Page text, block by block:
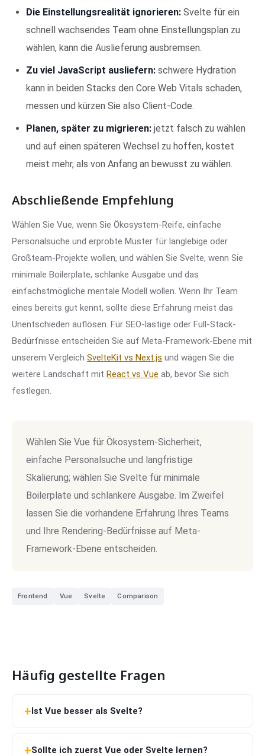
Die Einstellungsrealität ignorieren: Svelte für ein
schnell wachsendes Team ohne Einstellungsplan zu
wählen, kann die Auslieferung ausbremsen.
Zu viel JavaScript ausliefern: schwere Hydration
kann in beiden Stacks den Core Web Vitals schaden,
messen und kürzen Sie also Client-Code.
Planen, später zu migrieren: jetzt falsch zu wählen
und auf einen späteren Wechsel zu hoffen, kostet
meist mehr, als von Anfang an bewusst zu wählen.
Abschließende Empfehlung
Wählen Sie Vue, wenn Sie Ökosystem-Reife, einfache
Personalsuche und erprobte Muster für langlebige oder
Großteam-Projekte wollen, und wählen Sie Svelte, wenn Sie
minimale Boilerplate, schlanke Ausgabe und das
einfachstmögliche mentale Modell wollen. Wenn Ihr Team
eines bereits gut kennt, sollte diese Erfahrung meist das
Unentschieden auflösen. Für SEO-lastige oder Full-Stack-
Bedürfnisse entscheiden Sie auf Meta-Framework-Ebene mit
unserem Vergleich SvelteKit vs Next.js und wägen Sie die
weitere Landschaft mit React vs Vue ab, bevor Sie sich
festlegen.
Wählen Sie Vue für Ökosystem-Sicherheit,
einfache Personalsuche und langfristige
Skalierung; wählen Sie Svelte für minimale
Boilerplate und schlankere Ausgabe. Im Zweifel
lassen Sie die vorhandene Erfahrung Ihres Teams
und Ihre Rendering-Bedürfnisse auf Meta-
Framework-Ebene entscheiden.
Frontend Vue Svelte Comparison
Häufig gestellte Fragen
Ist Vue besser als Svelte?
Sollte ich zuerst Vue oder Svelte lernen?